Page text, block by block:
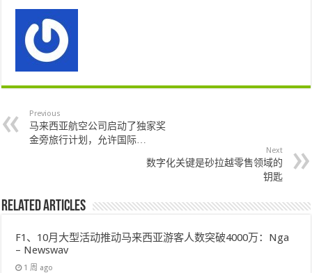
Previous
马来西亚航空公司启动了独家奖
金旁旅行计划，允许国际…
Next
数字化关键是砂拉越零售领域的
钥匙
Related Articles
F1、10月大型活动推动马来西亚游客人数突破4000万：Nga
– Newswav
1 周 ago